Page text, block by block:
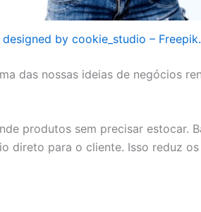
designed by cookie_studio –
das nossas ideias de negócios
produtos sem precisar estocar.
direto para o cliente. Isso reduz